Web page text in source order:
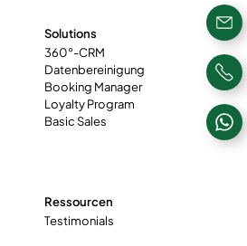
Solutions
360°-CRM
Datenbereinigung
Booking Manager
Loyalty Program
Basic Sales
Ressourcen
Testimonials